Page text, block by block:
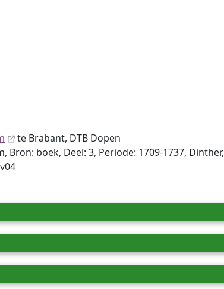
te Brabant, DTB Dopen
boek, Deel: 3, Periode: 1709-1737, Dinther,